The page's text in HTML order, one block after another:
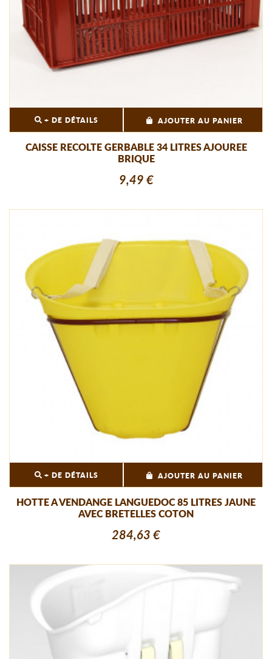
+ DE DÉTAILS AJOUTER AU PANIER
CAISSE RECOLTE GERBABLE 34 LITRES AJOUREE
BRIQUE
9,49 €
+ DE DÉTAILS AJOUTER AU PANIER
HOTTE A VENDANGE LANGUEDOC 85 LITRES JAUNE
AVEC BRETELLES COTON
284,63 €